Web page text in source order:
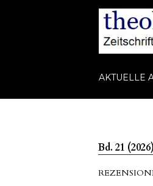
AKTUELLE
Bd. 21 (2026)